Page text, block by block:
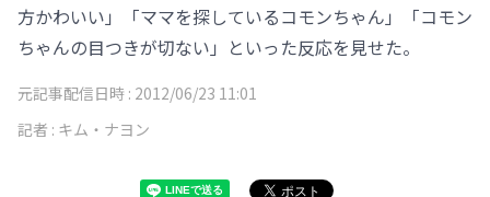
方かわいい」「ママを探しているコモンちゃん」「コモン
ちゃんの目つきが切ない」といった反応を見せた。
元記事配信日時 : 2012/06/23 11:01
記者 : キム・ナヨン